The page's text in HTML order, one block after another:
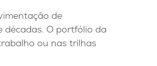
de
décadas. O portfólio da
ou nas trilhas